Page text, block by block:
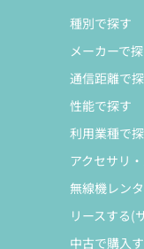
種別で探す
メーカーで
通信距離で
性能で探す
利用業種で
アクセサリ
無線機レン
リースする(
中古で購入